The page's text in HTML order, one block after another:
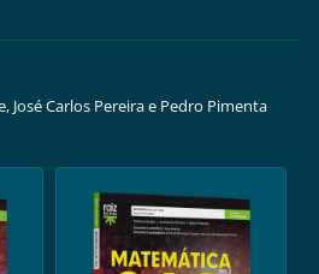
José Carlos Pereira e Pedro Pimenta